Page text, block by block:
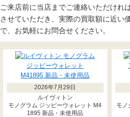
ご来店前に当店までご連絡いただけれ
させていただき、実際の買取額に近い
で、お気軽にお問合せください。
2026年7月29日
ルイヴィトン
モノグラム ジッピーウォレット M4
1895 新品・未使用品
モノ